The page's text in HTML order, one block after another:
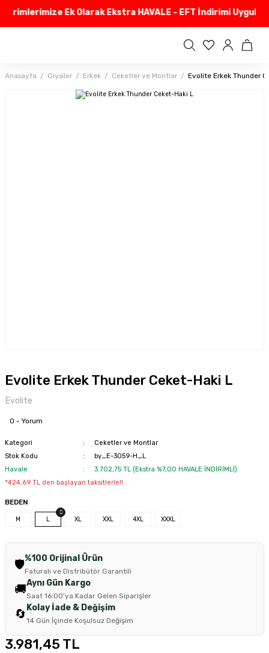
Ek Olarak Ekstra HAVALE - EFT İndirimi
Anasayfa Giysiler Erkek Ceketler ve Montlar Evolite Erkek Thunder
Evolite Erkek Thunder Ceket-Haki L
Evolite
0 - Yorum
Kategori
Ceketler ve Montlar
Stok Kodu
by_E-3059-H_L
Havale
3.702,75 TL (Ekstra %7,00 HAVALE İNDİRİMLİ)
*424,69 TL den başlayan taksitlerle!!
BEDEN
M L XL XXL 4XL XXXL
🛡️%100 Orijinal Ürün
Faturalı ve Distribütör Garantili
🚚Aynı Gün Kargo
Saat 16:00'ya Kadar Gelen Siparişler
🔄 Kolay İade & Değişim
14 Gün İçinde Koşulsuz Değişim
3.981,45 TL